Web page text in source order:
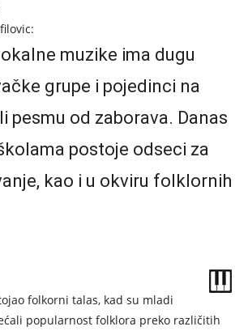
muzike ima dugu
grupe i pojedinci na
pesmu od zaborava. Danas
postoje odseci za
kao i u okviru folklornih
folkorni talas, kad su mladi
popularnost folklora preko različitih